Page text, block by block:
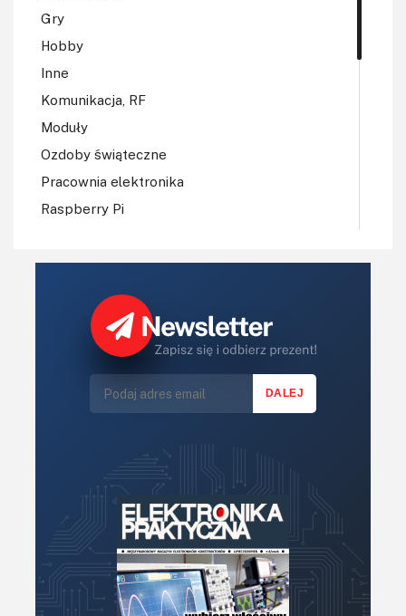
Gry
Hobby
Inne
Komunikacja, RF
Moduły
Ozdoby świąteczne
Pracownia elektronika
Raspberry Pi
Robotyka
Sterowniki silników
Technika μP, μC, PLD
Termometry i termostaty